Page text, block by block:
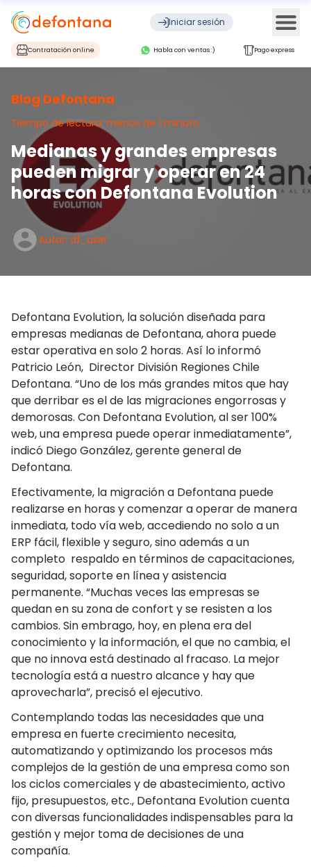
Iniciar sesión
Contratación online Habla con ventas :) Pago express
Blog Defontana
Tiempo de lectura: menos de 1 minuto
Medianas y grandes empresas
pueden migrar y operar en 24
horas con Defontana Evolution
Autor: df_user
Defontana Evolution, la solución diseñada para
empresas medianas de Defontana, ahora puede
estar operativa en solo 2 horas. Así lo informó
Patricio León, Director División Regiones Chile
Defontana. “Uno de los más grandes mitos que hay
que derribar es el de las migraciones engorrosas y
demorosas. Con Defontana Evolution, al ser 100%
web, una empresa puede operar inmediatamente”,
indicó Diego González, gerente general de
Defontana.
Efectivamente, la migración a Defontana puede
realizarse en horas y comenzar a operar de manera
inmediata, todo vía web, accediendo no solo a un
ERP fácil, flexible y seguro, sino además a un
completo respaldo en términos de capacitaciones,
seguridad, soporte en línea y asistencia
permanente. “Muchas veces las empresas se
quedan en su zona de confort y se resisten a los
cambios. Sin embrago, hoy, en plena era del
conocimiento y la información, el que no cambia, el
que no innova está destinado al fracaso. La mejor
tecnología está a nuestro alcance y hay que
aprovecharla”, precisó el ejecutivo.
Contemplando todas las necesidades que una
empresa en fuerte crecimiento necesita,
automatizando y optimizando los procesos más
complejos de la gestión de una empresa como son
los ciclos comerciales y de abastecimiento, activo
fijo, presupuestos, etc., Defontana Evolution cuenta
con diversas funcionalidades indispensables para la
gestión y mejor toma de decisiones de una
compañía.